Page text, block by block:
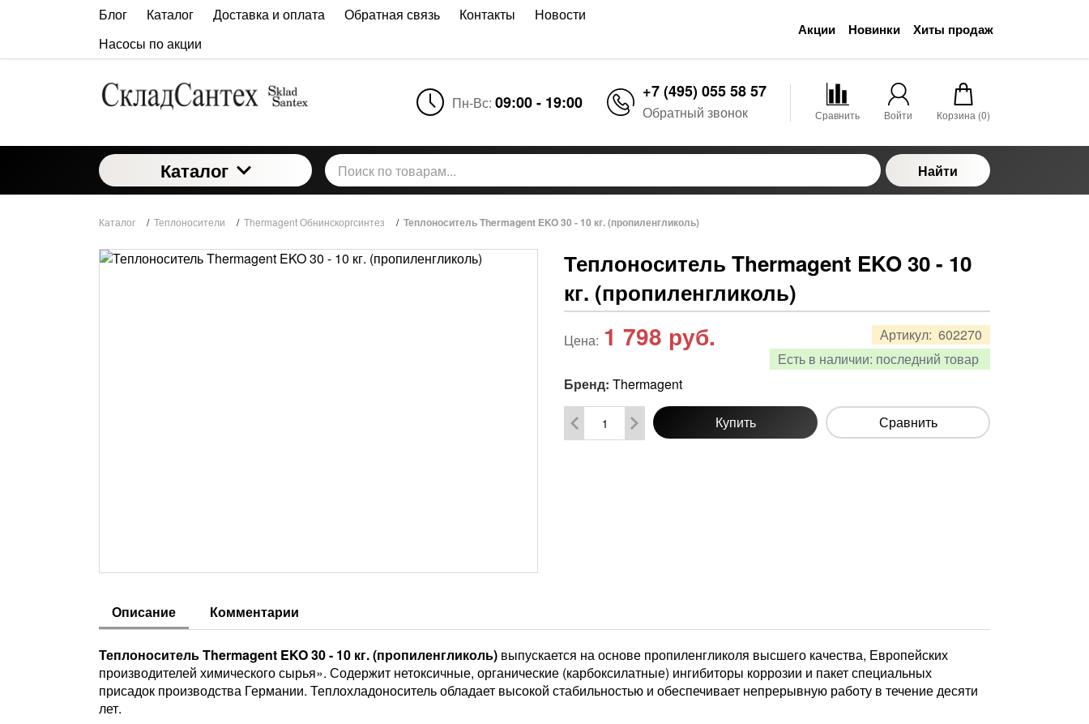
Блог Каталог Доставка и оплата Обратная связь Контакты
Новости
Насосы по акции
Акции Новинки Хиты продаж
Пн-Вс: 09:00 - 19:00
+7 (495) 055 58 57
Обратный звонок Сравнить Войти Корзина (0)
Каталог Найти
Каталог / Теплоносители / Thermagent Обнинскоргсинтез / Теплоноситель Thermagent EKO 30 - 10 кг. (пропиленгликоль)
Теплоноситель Thermagent EKO 30 - 10
кг. (пропиленгликоль)
Артикул: 602270
Есть в наличии: последний товар
Цена: 1 798 руб.
Бренд: Thermagent
Купить Сравнить
Описание Комментарии
Теплоноситель Thermagent EKO 30 - 10 кг. (пропиленгликоль) выпускается на основе пропиленгликоля высшего качества, Европейских
производителей химического сырья». Содержит нетоксичные, органические (карбоксилатные) ингибиторы коррозии и пакет специальных
присадок производства Германии. Теплохладоноситель обладает высокой стабильностью и обеспечивает непрерывную работу в течение десяти
лет.